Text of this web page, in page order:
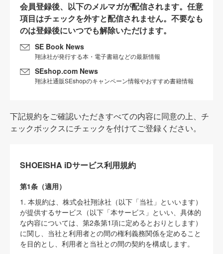
会員登録後、以下のメルマガが配信されます。任意
項目はチェックを外すと配信されません。不要なも
のは登録後にいつでも解除いただけます。
SE Book News
翔泳社が発行する本・電子書籍などの最新情報
SEshop.com News
翔泳社通販SEshopのキャンペーン情報やおすすめ書籍情報
下記規約をご確認いただきすべての内容に同意の上、チ
ェックボックスにチェックを付けてご登録ください。
SHOEISHA iDサービス利用規約
第1条（適用）
1. 本規約は、株式会社翔泳社（以下「当社」といいます）
が提供するサービス（以下「本サービス」といい、具体的
な内容については、第2条第1項に定めるとおりとします）
に関し、当社と利用者との間の権利義務関係を定めること
を目的とし、利用者と当社との間の契約を構成します。